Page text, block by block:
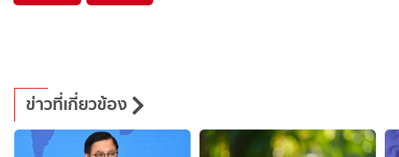
ข่าวที่เกี่ยวข้อง